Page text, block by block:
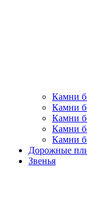
Камни
Камни
Камни
Камни
Камни
Дорожные
Звенья